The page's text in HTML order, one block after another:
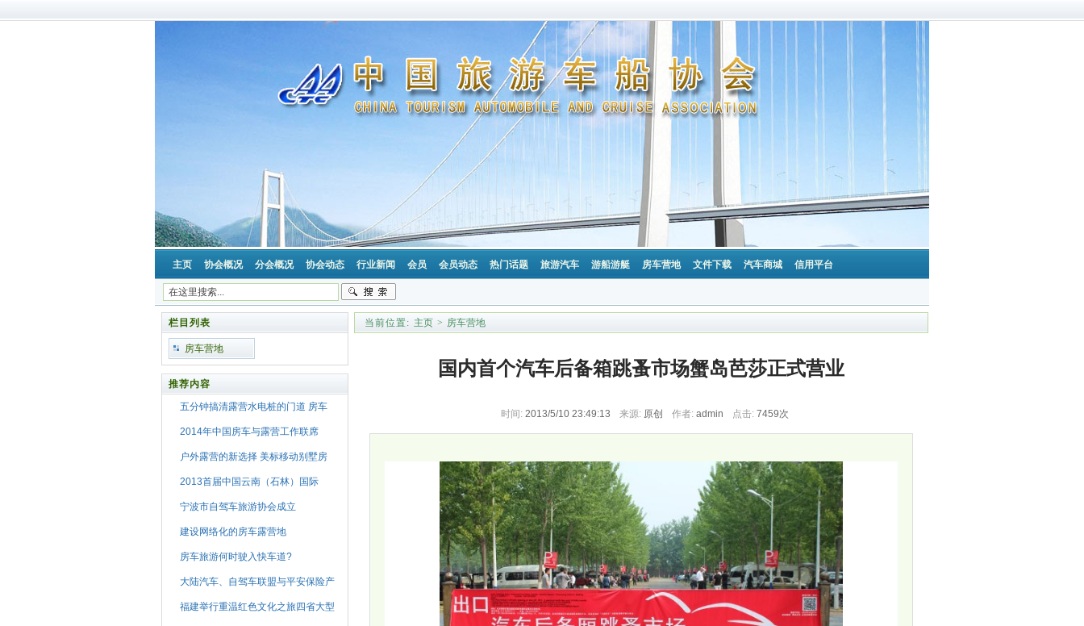
主页 协会概况 分会概况 协会动态 行业新闻 会员 会员动态 热门话题 旅游汽车 游船游艇 房车营地 文件下载 汽车商城 信用平台
栏目列表
房车营地
推荐内容
五分钟搞清露营水电桩的门道 房车
2014年中国房车与露营工作联席
户外露营的新选择 美标移动别墅房
2013首届中国云南（石林）国际
宁波市自驾车旅游协会成立
建设网络化的房车露营地
房车旅游何时驶入快车道?
大陆汽车、自驾车联盟与平安保险产
福建举行重温红色文化之旅四省大型
当前位置: 主页 > 房车营地
国内首个汽车后备箱跳蚤市场蟹岛芭莎正式营业
时间: 2013/5/10 23:49:13 来源: 原创 作者: admin 点击: 7459次